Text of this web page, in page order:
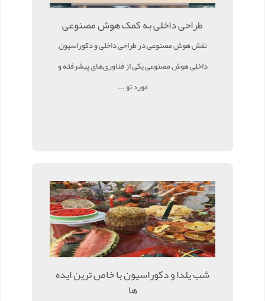
طراحی داخلی به کمک هوش مصنوعی
نقش هوش مصنوعی در طراحی داخلی و دکوراسیون
داخلی هوش مصنوعی یکی از فناوری‌های پیشرفته و
مورد تو ...
شب یلدا و دکوراسیون با خاص ترین ایده
ها